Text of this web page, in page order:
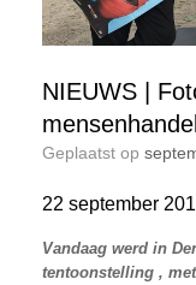
NIEUWS |
Geplaatst op
22 september
Vandaag werd in
tentoonstelling ,